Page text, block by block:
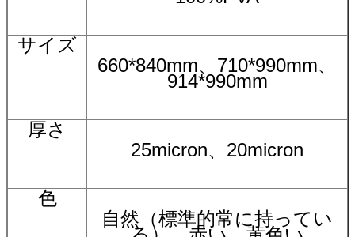
サイズ
660*840mm、710*990mm、
914*990mm
厚さ
25micron、20micron
色
自然（標準的常に持ってい